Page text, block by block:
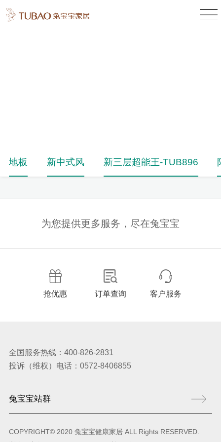
地板 新中式风 新三层超能王-TUB896
为您提供更多服务，尽在兔宝宝
抢优惠 订单查询 客户服务
全国服务热线：400-826-2831
投诉（维权）电话：0572-8406855
COPYRIGHT© 2020 兔宝宝健康家居 ALL Rights RESERVED.